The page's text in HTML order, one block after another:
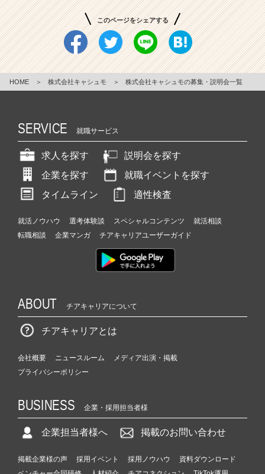
ト
が
届
就
活
ア
キ
h
e
e
C
e
r）
このページをシェアする
HOME ＞ 株式会社キャシュモ ＞ 株式会社キャシュモの募集・説明会一覧
SERVICE 就職サービス
求人を探す
説明会を探す
企業を探す
就職イベントを探す
タイムライン
適性検査
就活ノウハウ 選考体験談 スペシャルコンテンツ
就活相談
転職相談
企業マンガ チアキャリアユーザーガイド
ABOUT チアキャリアについて
チアキャリアとは
会社概要 ニュースルーム
メディア出演・掲載
プライバシーポリシー
BUSINESS 企業・採用担当者様
企業担当者様へ 掲載のお問い合わせ
掲載企業様の声 採用イベント 採用ノウハウ
資料ダウンロード